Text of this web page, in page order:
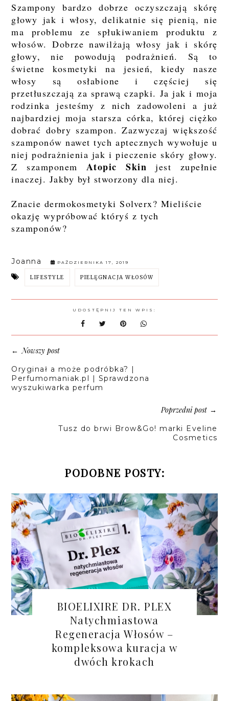
Szampony bardzo dobrze oczyszczają skórę
głowy jak i włosy, delikatnie się pienią, nie
ma problemu ze spłukiwaniem produktu z
włosów. Dobrze nawilżają włosy jak i skórę
głowy, nie powodują podrażnień. Są to
świetne kosmetyki na jesień, kiedy nasze
włosy są osłabione i częściej się
przetłuszczają za sprawą czapki. Ja jak i moja
rodzinka jesteśmy z nich zadowoleni a już
najbardziej moja starsza córka, której ciężko
dobrać dobry szampon. Zazwyczaj większość
szamponów nawet tych aptecznych wywołuje u
niej podrażnienia jak i pieczenie skóry głowy.
Z szamponem Atopic Skin jest zupełnie
inaczej. Jakby był stworzony dla niej.
Znacie dermokosmetyki Solverx? Mieliście
okazję wypróbować któryś z tych
szamponów?
Joanna PAŹDZIERNIKA 17, 2019
LIFESTYLE PIELĘGNACJA WŁOSÓW
UDOSTĘPNIJ TEN WPIS:
←Nowszy post
Oryginał a może podróbka? |
Perfumomaniak.pl | Sprawdzona
wyszukiwarka perfum
Poprzedni post→
Tusz do brwi Brow&Go! marki Eveline
Cosmetics
PODOBNE POSTY:
BIOELIXIRE DR. PLEX
Natychmiastowa
Regeneracja Włosów –
kompleksowa kuracja w
dwóch krokach